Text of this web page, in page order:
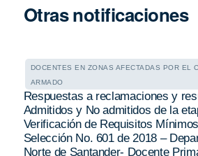
Otras notificaciones
DOCENTES EN ZONAS AFECTADAS POR EL
ARMADO
Respuestas a reclamaciones y
Admitidos y No admitidos de la
Verificación de Requisitos
Selección No. 601 de 2018 –
Norte de Santander- Docente